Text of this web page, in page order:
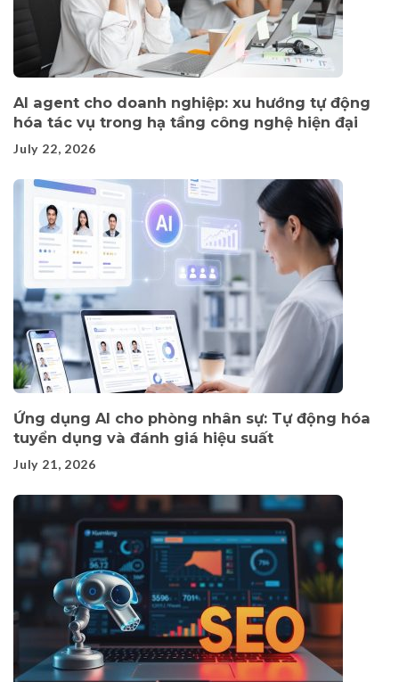
AI agent cho doanh nghiệp: xu hướng tự động
hóa tác vụ trong hạ tầng công nghệ hiện đại
July 22, 2026
Ứng dụng AI cho phòng nhân sự: Tự động hóa
tuyển dụng và đánh giá hiệu suất
July 21, 2026